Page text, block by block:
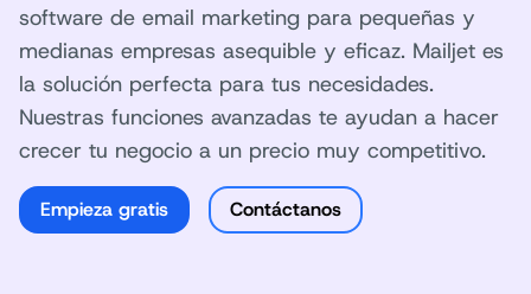
software de email marketing para pequeñas y
medianas empresas asequible y eficaz. Mailjet es
la solución perfecta para tus necesidades.
Nuestras funciones avanzadas te ayudan a hacer
crecer tu negocio a un precio muy competitivo.
Empieza gratis Contáctanos